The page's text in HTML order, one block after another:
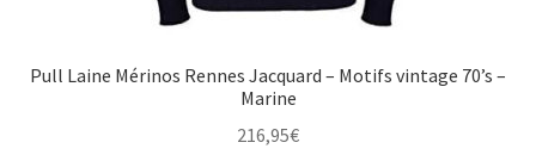
Pull Laine Mérinos Rennes Jacquard – Motifs vintage 70’s –
Marine
216,95€